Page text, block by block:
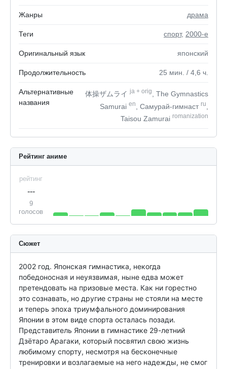
Жанры драма
Теги спорт, 2000-е
Оригинальный язык японский
Продолжительность 25 мин. / 4,6 ч.
Альтернативные
названия
体操ザムライja + orig
, The Gymnastics
Samurai en , Самурай-гимнаст ru
Taisou Zamurai romanization
Рейтинг аниме
рейтинг
---
9
голосов
Сюжет
2002 год. Японская гимнастика, некогда
победоносная и неуязвимая, ныне едва может
претендовать на призовые места. Как ни горестно
это сознавать, но другие страны не стояли на месте
и теперь эпоха триумфального доминирования
Японии в этом виде спорта осталась позади.
Представитель Японии в гимнастике 29-летний
Дзётаро Арагаки, который посвятил свою жизнь
любимому спорту, несмотря на бесконечные
тренировки и возлагаемые на него надежды, не смог